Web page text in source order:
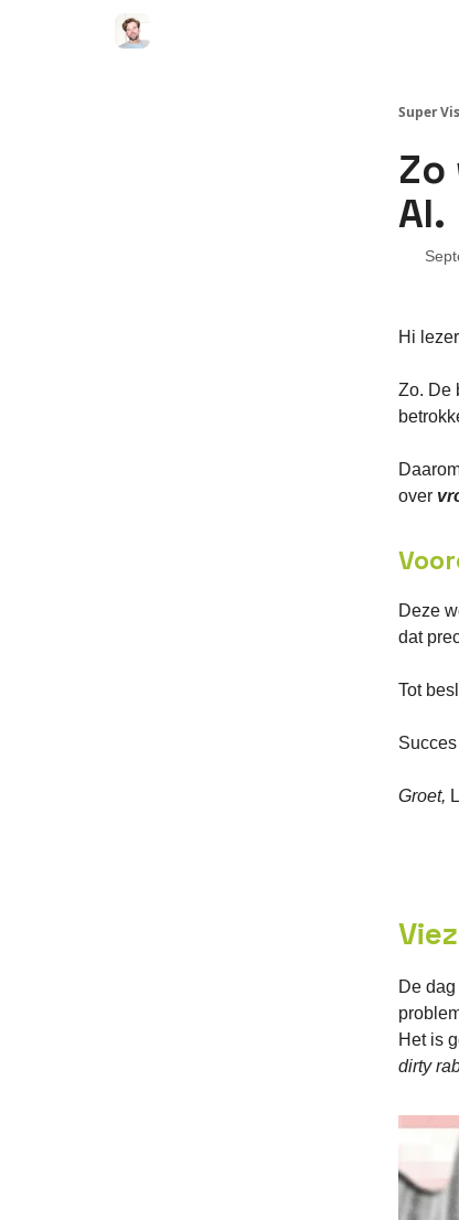
Super
AI.
Hi
Zo. De
over
Deze
dat
Tot
Groet,
De
Het is
dirty